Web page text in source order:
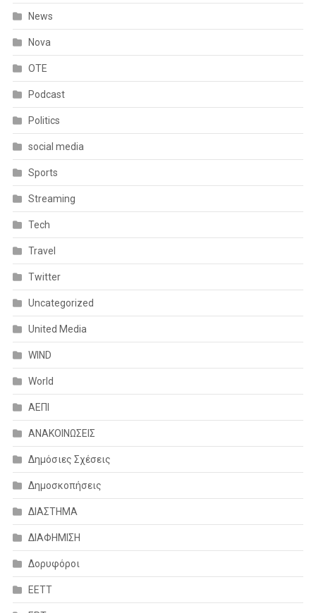
News
Nova
OTE
Podcast
Politics
social media
Sports
Streaming
Tech
Travel
Twitter
Uncategorized
United Media
WIND
World
ΑΕΠΙ
ΑΝΑΚΟΙΝΩΣΕΙΣ
Δημόσιες Σχέσεις
Δημοσκοπήσεις
ΔΙΑΣΤΗΜΑ
ΔΙΑΦΗΜΙΣΗ
Δορυφόροι
ΕΕΤΤ